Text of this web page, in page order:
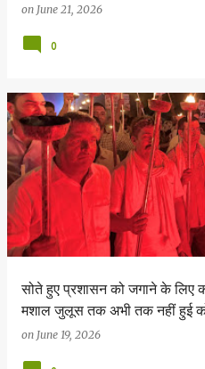
on June 21, 2026
0
सोते हुए प्रशासन को जगाने के लिए
मशाल जुलूस तक अभी तक नहीं हुई
on June 19, 2026